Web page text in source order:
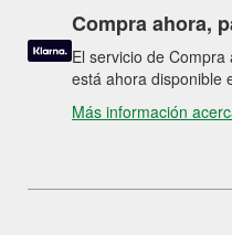
Compra ahora,
El servicio de
está ahora disponible
Más información